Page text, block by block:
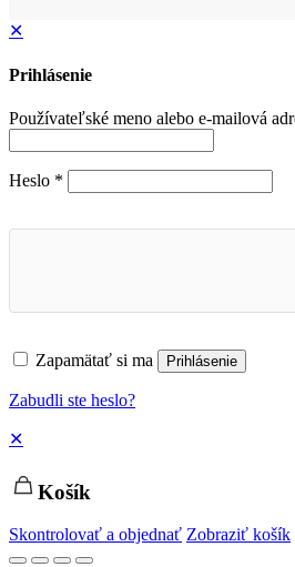
✕
Prihlásenie
Používateľské meno alebo e-mailová
Heslo *
Zapamätať si ma Prihlásenie
Zabudli ste heslo?
✕
Košík
Skontrolovať a objednať Zobraziť košík